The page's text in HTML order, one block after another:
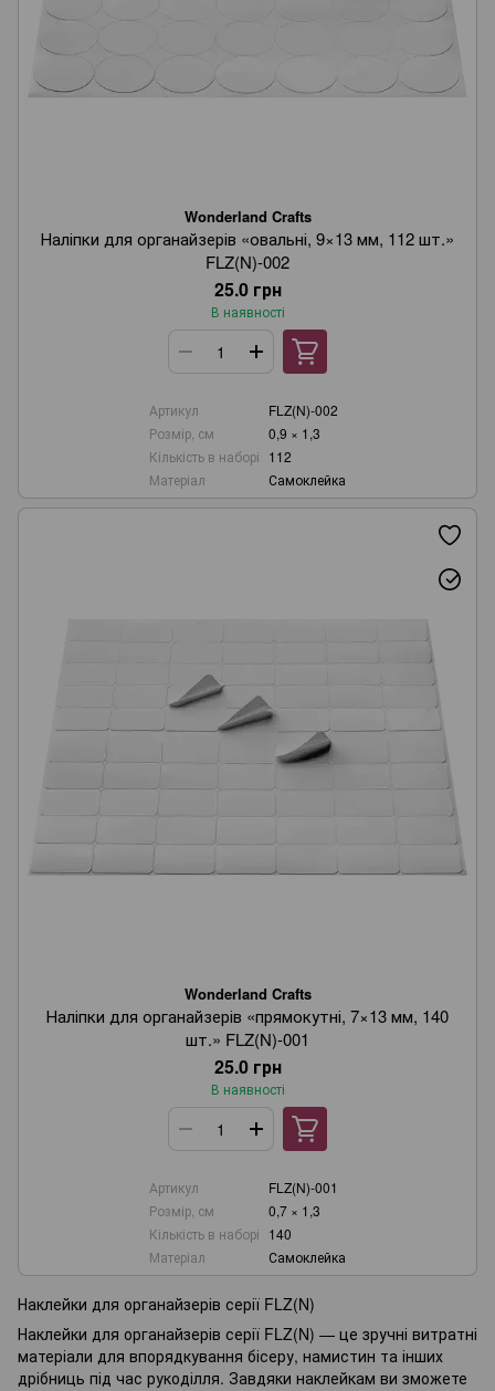
Wonderland Crafts
Наліпки для органайзерів «овальні, 9×13 мм, 112 шт.»
FLZ(N)-002
25.0 грн
В наявності
Артикул
FLZ(N)-002
Розмір, см
0,9 × 1,3
Кількість в наборі 112
Матеріал
Самоклейка
Wonderland Crafts
Наліпки для органайзерів «прямокутні, 7×13 мм, 140
шт.» FLZ(N)-001
25.0 грн
В наявності
Артикул
FLZ(N)-001
Розмір, см
0,7 × 1,3
Кількість в наборі 140
Матеріал
Самоклейка
Наклейки для органайзерів серії FLZ(N)
Наклейки для органайзерів серії FLZ(N) — це зручні витратні
матеріали для впорядкування бісеру, намистин та інших
дрібниць під час рукоділля. Завдяки наклейкам ви зможете
Wonderland Crafts
Онлайн-консультант
Маєте запитання?
Ми завжди раді допомогти!